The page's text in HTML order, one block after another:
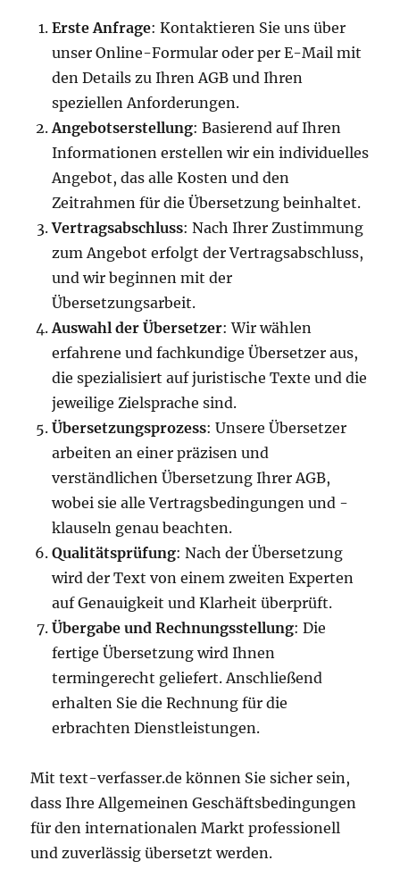
Erste Anfrage: Kontaktieren Sie uns über
unser Online-Formular oder per E-Mail mit
den Details zu Ihren AGB und Ihren
speziellen Anforderungen.
Angebotserstellung: Basierend auf Ihren
Informationen erstellen wir ein individuelles
Angebot, das alle Kosten und den
Zeitrahmen für die Übersetzung beinhaltet.
Vertragsabschluss: Nach Ihrer Zustimmung
zum Angebot erfolgt der Vertragsabschluss,
und wir beginnen mit der
Übersetzungsarbeit.
Auswahl der Übersetzer: Wir wählen
erfahrene und fachkundige Übersetzer aus,
die spezialisiert auf juristische Texte und die
jeweilige Zielsprache sind.
Übersetzungsprozess: Unsere Übersetzer
arbeiten an einer präzisen und
verständlichen Übersetzung Ihrer AGB,
wobei sie alle Vertragsbedingungen und -
klauseln genau beachten.
Qualitätsprüfung: Nach der Übersetzung
wird der Text von einem zweiten Experten
auf Genauigkeit und Klarheit überprüft.
Übergabe und Rechnungsstellung: Die
fertige Übersetzung wird Ihnen
termingerecht geliefert. Anschließend
erhalten Sie die Rechnung für die
erbrachten Dienstleistungen.
Mit text-verfasser.de können Sie sicher sein,
dass Ihre Allgemeinen Geschäftsbedingungen
für den internationalen Markt professionell
und zuverlässig übersetzt werden.